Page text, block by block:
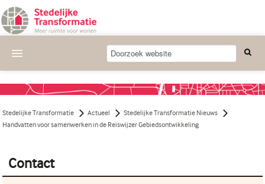
Deelnemende projecten
Bijeenkomsten
Stedelijke Transformatie Actueel
Stedelijke Transformatie Nieuws
Handvatten voor samenwerken in de Reiswijzer Gebiedsontwikkeling
Contact